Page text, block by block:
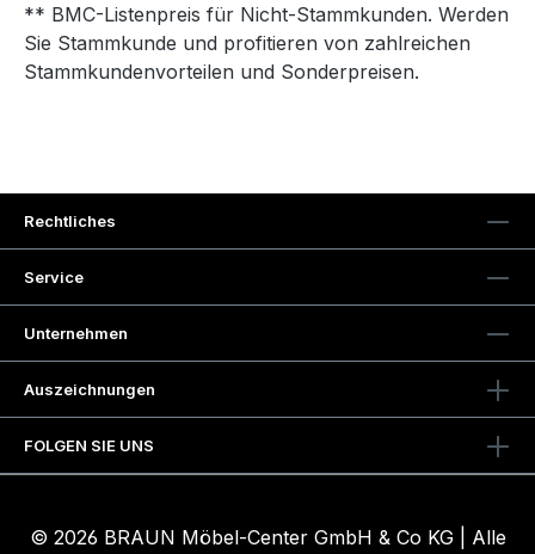
** BMC-Listenpreis für Nicht-Stammkunden. Werden
Sie Stammkunde und profitieren von zahlreichen
Stammkundenvorteilen und Sonderpreisen.
Rechtliches
Service
Unternehmen
Auszeichnungen
FOLGEN SIE UNS
© 2026 BRAUN Möbel-Center GmbH & Co KG | Alle